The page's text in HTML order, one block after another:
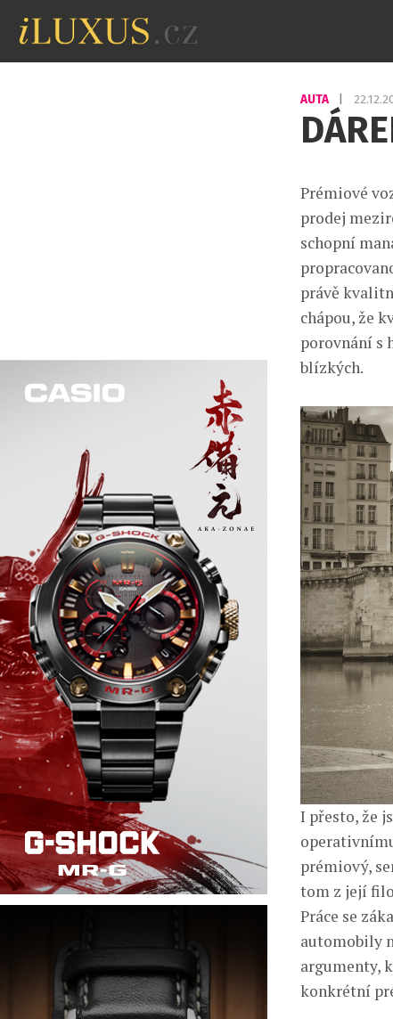
AUTA
Prémiové
prodej
schopní
právě
chápou, že
porovnání s
blízkých.
I přesto, že
prémiový,
tom z její
Práce se
automobily
argumenty,
konkrétní